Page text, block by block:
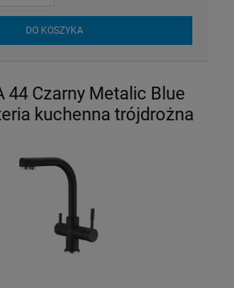
DO KOSZYKA
44 Czarny Metalic Blue
kuchenna trójdrożna